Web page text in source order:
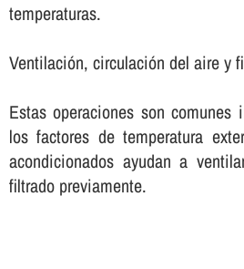
temperaturas.
Ventilación, circulación del aire y
Estas operaciones son comunes
los factores de temperatura
acondicionados ayudan a
filtrado previamente.